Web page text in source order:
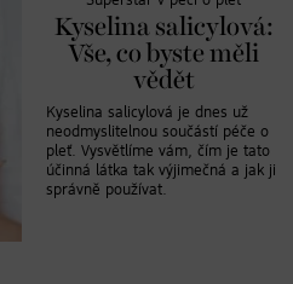
Kyselina salicylová:
Vše, co byste měli
vědět
Kyselina salicylová je dnes už
neodmyslitelnou součástí péče o
pleť. Vysvětlíme vám, čím je tato
účinná látka tak výjimečná a jak ji
správně používat.